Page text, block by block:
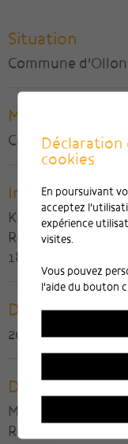
Situation
Commune
Maître de
Commune d'Ollon
Ingénieur civil
Kurmann et
Route de Clos-
1870 Monthey
Date de
2011
Direction des
Martin Dauner
Rue de la Tour 26
Déclaration
cookies
En poursuivant
acceptez
expérience
visites.
Vous pouvez
l'aide du bouton